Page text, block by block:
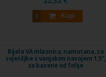
Kupi
Bijela VA mlaznica, namotana, za
svjetiljke s vanjskim navojem 1,5",
za bazene od folije